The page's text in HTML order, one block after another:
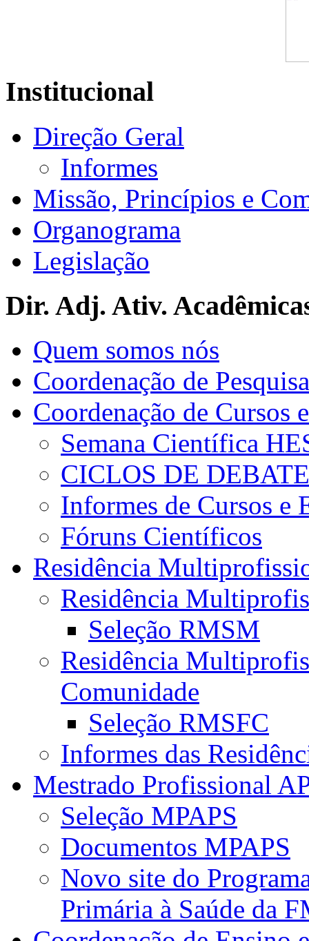
Institucional
Direção Geral
Informes
Missão, Princípios e
Organograma
Legislação
Dir. Adj. Ativ.
Quem somos nós
Coordenação de Pesquisa
Coordenação de Cursos
Semana Científica
CICLOS DE
Informes de Cursos e
Fóruns Científicos
Residência
Residência
Seleção RMSM
Residência
Comunidade
Seleção RMSFC
Informes das
Mestrado Profissional
Seleção MPAPS
Documentos MPAPS
Novo site do
Primária à Saúde da